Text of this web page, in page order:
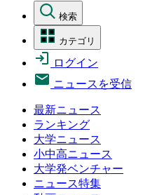
検索
カテゴリ
ログイン
ニュースを受信
最新ニュース
ランキング
大学ニュース
小中高ニュース
大学発ベンチャー
ニュース特集